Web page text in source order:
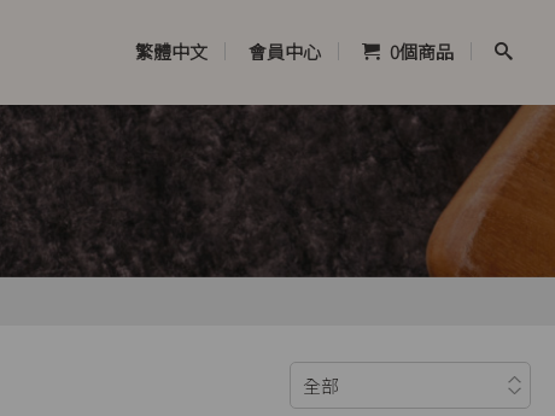
繁體中文 會員中心 0個商品